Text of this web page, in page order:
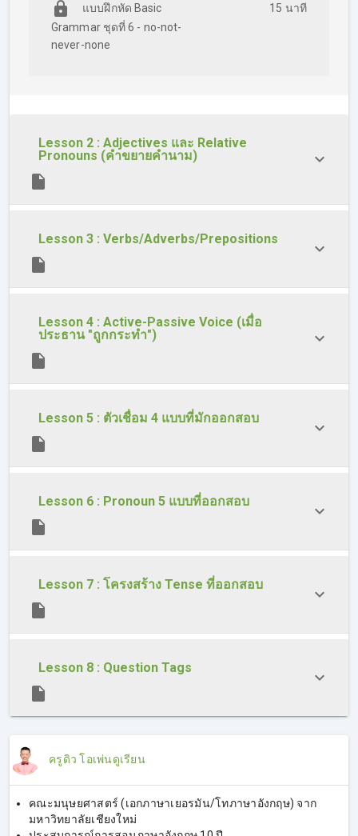
แบบฝึกหัด Basic
Grammar ชุดที่ 6 - no-not-
never-none
15 นาที
Lesson 2 : Adjectives และ Relative
Pronouns (คำขยายคำนาม)
Lesson 3 : Verbs/Adverbs/Prepositions
Lesson 4 : Active-Passive Voice (เมื่อ
ประธาน "ถูกกระทำ")
Lesson 5 : ตัวเชื่อม 4 แบบที่มักออกสอบ
Lesson 6 : Pronoun 5 แบบที่ออกสอบ
Lesson 7 : โครงสร้าง Tense ที่ออกสอบ
Lesson 8 : Question Tags
ครูดิว โอเพ่นดูเรียน
คณะมนุษยศาสตร์ (เอกภาษาเยอรมัน/โทภาษาอังกฤษ) จาก
มหาวิทยาลัยเชียงใหม่